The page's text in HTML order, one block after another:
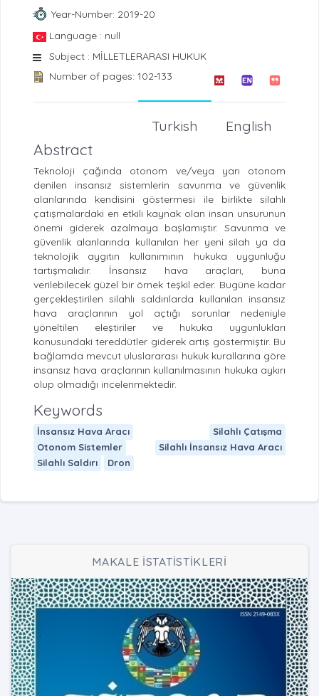
Year-Number: 2019-20
Language : null
Subject : MİLLETLERARASI HUKUK
Number of pages: 102-133
English
Turkish
Abstract
Teknoloji çağında otonom ve/veya yarı otonom
denilen insansız sistemlerin savunma ve güvenlik
alanlarında kendisini göstermesi ile birlikte silahlı
çatışmalardaki en etkili kaynak olan insan unsurunun
önemi giderek azalmaya başlamıştır. Savunma ve
güvenlik alanlarında kullanılan her yeni silah ya da
teknolojik aygıtın kullanımının hukuka uygunluğu
tartışmalıdır. İnsansız hava araçları, buna
verilebilecek güzel bir örnek teşkil eder. Bugüne kadar
gerçekleştirilen silahlı saldırılarda kullanılan insansız
hava araçlarının yol açtığı sorunlar nedeniyle
yöneltilen eleştiriler ve hukuka uygunlukları
konusundaki tereddütler giderek artış göstermiştir. Bu
bağlamda mevcut uluslararası hukuk kurallarına göre
insansız hava araçlarının kullanılmasının hukuka aykırı
olup olmadığı incelenmektedir.
Keywords
İnsansız Hava Aracı
Silahlı Çatışma
Otonom Sistemler
Silahlı İnsansız Hava Aracı
Silahlı Saldırı
Dron
MAKALE İSTATİSTİKLERİ